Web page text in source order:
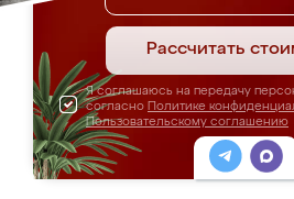
Рассчитать
Я соглашаюсь на передачу
согласно Политике
Пользовательскому соглашению